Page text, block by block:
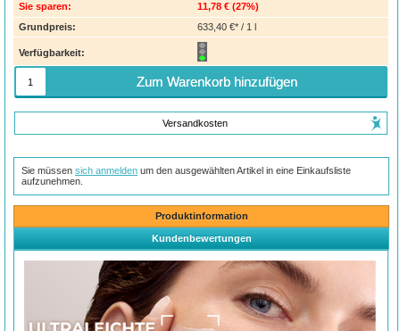
Sie sparen: 11,78 € (27%)
Grundpreis:
633,40 €* / 1 l
Verfügbarkeit:
Zum Warenkorb hinzufügen
Versandkosten
Sie müssensich anmelden um den ausgewählten Artikel in eine Einkaufsliste
aufzunehmen.
Produktinformation
Kundenbewertungen